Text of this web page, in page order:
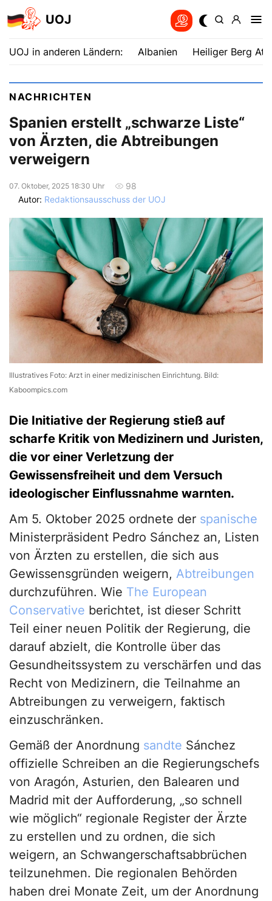
UOJ
UOJ in anderen Ländern: Albanien Heiliger Berg
NACHRICHTEN
Spanien erstellt „schwarze Liste“
von Ärzten, die Abtreibungen
verweigern
07. Oktober, 2025 18:30 Uhr
98
Autor: Redaktionsausschuss der UOJ
Illustratives Foto: Arzt in einer medizinischen Einrichtung. Bild:
Kaboompics.com
Die Initiative der Regierung stieß auf
scharfe Kritik von Medizinern und Juristen,
die vor einer Verletzung der
Gewissensfreiheit und dem Versuch
ideologischer Einflussnahme warnten.
Am 5. Oktober 2025 ordnete der spanische
Ministerpräsident Pedro Sánchez an, Listen
von Ärzten zu erstellen, die sich aus
Gewissensgründen weigern, Abtreibungen
durchzuführen. Wie The European
Conservative berichtet, ist dieser Schritt
Teil einer neuen Politik der Regierung, die
darauf abzielt, die Kontrolle über das
Gesundheitssystem zu verschärfen und das
Recht von Medizinern, die Teilnahme an
Abtreibungen zu verweigern, faktisch
einzuschränken.
Gemäß der Anordnung sandte Sánchez
offizielle Schreiben an die Regierungschefs
von Aragón, Asturien, den Balearen und
Madrid mit der Aufforderung, „so schnell
wie möglich“ regionale Register der Ärzte
zu erstellen und zu ordnen, die sich
weigern, an Schwangerschaftsabbrüchen
teilzunehmen. Die regionalen Behörden
haben drei Monate Zeit, um der Anordnung